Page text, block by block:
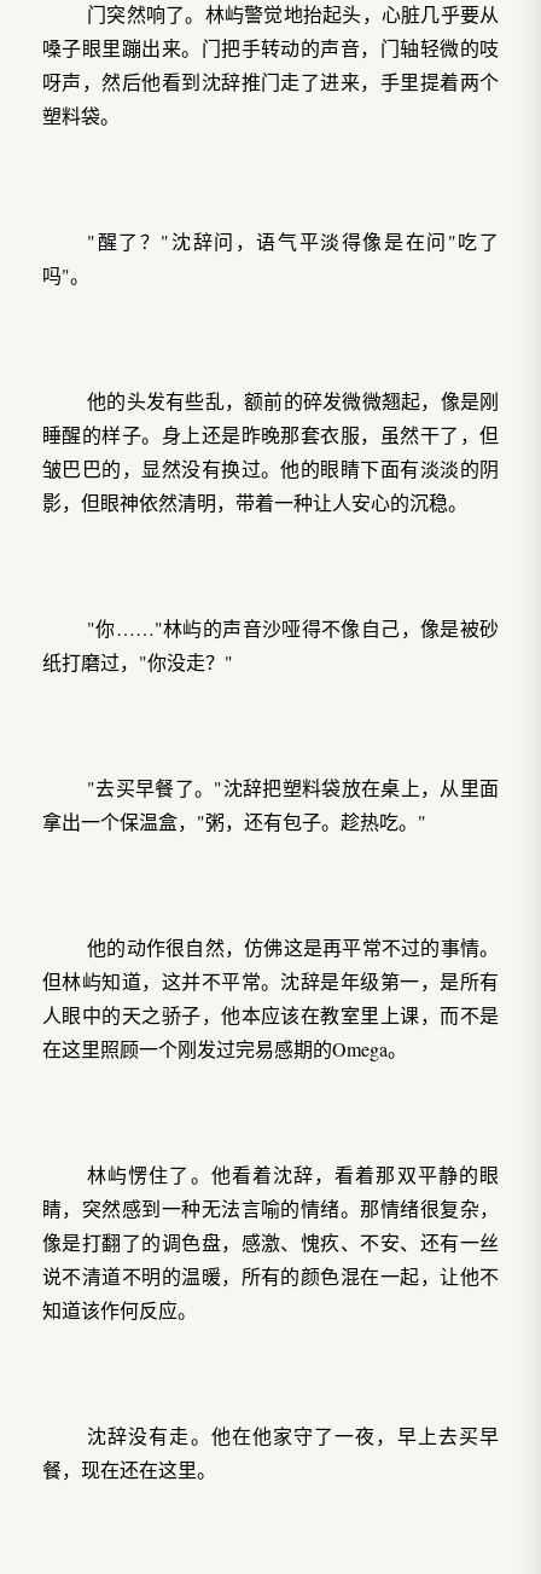
门突然响了。林屿警觉地抬起头，心脏几乎要从
嗓子眼里蹦出来。门把手转动的声音，门轴轻微的吱
呀声，然后他看到沈辞推门走了进来，手里提着两个
塑料袋。
"醒了？"沈辞问，语气平淡得像是在问"吃了
吗"。
他的头发有些乱，额前的碎发微微翘起，像是刚
睡醒的样子。身上还是昨晚那套衣服，虽然干了，但
皱巴巴的，显然没有换过。他的眼睛下面有淡淡的阴
影，但眼神依然清明，带着一种让人安心的沉稳。
"你……"林屿的声音沙哑得不像自己，像是被砂
纸打磨过，"你没走？"
"去买早餐了。"沈辞把塑料袋放在桌上，从里面
拿出一个保温盒，"粥，还有包子。趁热吃。"
他的动作很自然，仿佛这是再平常不过的事情。
但林屿知道，这并不平常。沈辞是年级第一，是所有
人眼中的天之骄子，他本应该在教室里上课，而不是
在这里照顾一个刚发过完易感期的Omega。
林屿愣住了。他看着沈辞，看着那双平静的眼
睛，突然感到一种无法言喻的情绪。那情绪很复杂，
像是打翻了的调色盘，感激、愧疚、不安、还有一丝
说不清道不明的温暖，所有的颜色混在一起，让他不
知道该作何反应。
沈辞没有走。他在他家守了一夜，早上去买早
餐，现在还在这里。